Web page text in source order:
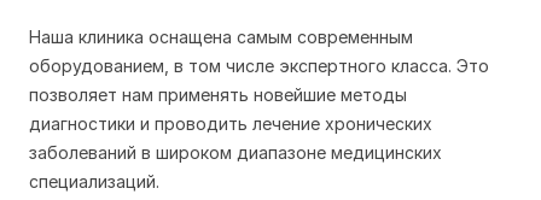
Наша клиника оснащена самым современным
оборудованием, в том числе экспертного класса. Это
позволяет нам применять новейшие методы
диагностики и проводить лечение хронических
заболеваний в широком диапазоне медицинских
специализаций.